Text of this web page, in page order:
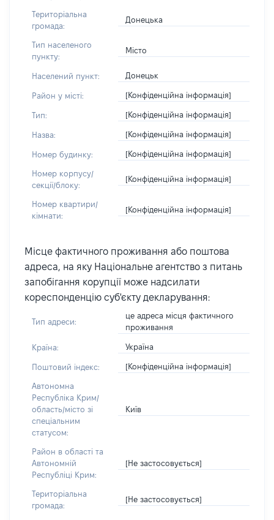
Територіальна
громада:
Донецька
Тип населеного
пункту:
Місто
Населений пункт: Донецьк
Район у місті: [Конфіденційна інформація]
Тип: [Конфіденційна інформація]
Назва: [Конфіденційна інформація]
Номер будинку: [Конфіденційна інформація]
Номер корпусу/
секції/блоку:
[Конфіденційна інформація]
Номер квартири/
кімнати:
[Конфіденційна інформація]
Місце фактичного проживання або поштова
адреса, на яку Національне агентство з питань
запобігання корупції може надсилати
кореспонденцію суб'єкту декларування:
Тип адреси:
це адреса місця фактичного
проживання
Країна: Україна
Поштовий індекс: [Конфіденційна інформація]
Автономна
Республіка Крим/
область/місто зі
спеціальним
статусом:
Київ
Район в області та
Автономній
Республіці Крим:
[Не застосовується]
Територіальна
громада:
[Не застосовується]